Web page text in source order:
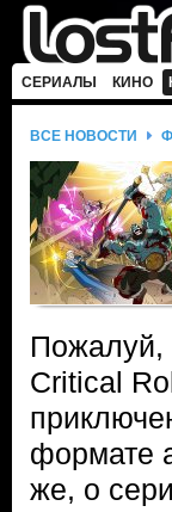
СЕРИАЛЫ КИНО
ВСЕ НОВОСТИ
Пожалуй,
Critical
формате
же, о